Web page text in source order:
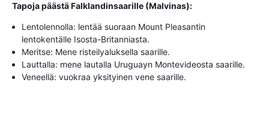
Tapoja päästä Falklandinsaarille (Malvinas):
Lentolennolla: lentää suoraan Mount Pleasantin
lentokentälle Isosta-Britanniasta.
Meritse: Mene risteilyaluksella saarille.
Lauttalla: mene lautalla Uruguayn Montevideosta saarille.
Veneellä: vuokraa yksityinen vene saarille.